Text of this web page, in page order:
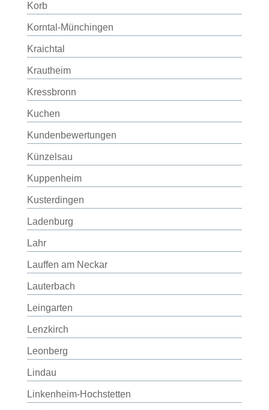
Korb
Korntal-Münchingen
Kraichtal
Krautheim
Kressbronn
Kuchen
Kundenbewertungen
Künzelsau
Kuppenheim
Kusterdingen
Ladenburg
Lahr
Lauffen am Neckar
Lauterbach
Leingarten
Lenzkirch
Leonberg
Lindau
Linkenheim-Hochstetten